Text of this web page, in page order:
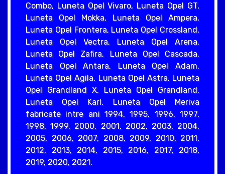
Combo, Luneta Opel Vivaro, Luneta Opel GT,
Luneta Opel Mokka, Luneta Opel Ampera,
Luneta Opel Frontera, Luneta Opel Crossland,
Luneta Opel Vectra, Luneta Opel Arena,
Luneta Opel Zafira, Luneta Opel Cascada,
Luneta Opel Antara, Luneta Opel Adam,
Luneta Opel Agila, Luneta Opel Astra, Luneta
Opel Grandland X, Luneta Opel Grandland,
Luneta Opel Karl, Luneta Opel Meriva
fabricate intre ani 1994, 1995, 1996, 1997,
1998, 1999, 2000, 2001, 2002, 2003, 2004,
2005, 2006, 2007, 2008, 2009, 2010, 2011,
2012, 2013, 2014, 2015, 2016, 2017, 2018,
2019, 2020, 2021.